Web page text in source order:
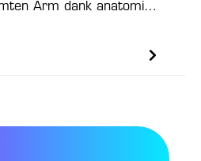
Arm dank anatomi…